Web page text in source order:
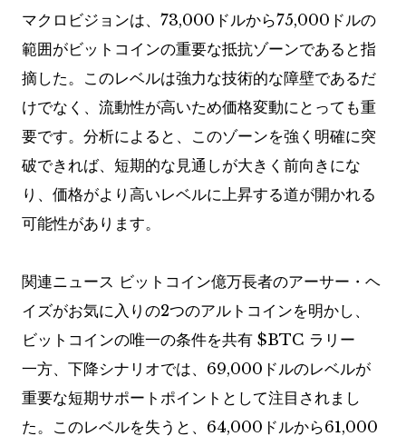
マクロビジョンは、73,000ドルから75,000ドルの
範囲がビットコインの重要な抵抗ゾーンであると指
摘した。このレベルは強力な技術的な障壁であるだ
けでなく、流動性が高いため価格変動にとっても重
要です。分析によると、このゾーンを強く明確に突
破できれば、短期的な見通しが大きく前向きにな
り、価格がより高いレベルに上昇する道が開かれる
可能性があります。
関連ニュース ビットコイン億万長者のアーサー・ヘ
イズがお気に入りの2つのアルトコインを明かし、
ビットコインの唯一の条件を共有 $BTC ラリー
一方、下降シナリオでは、69,000ドルのレベルが
重要な短期サポートポイントとして注目されまし
た。このレベルを失うと、64,000ドルから61,000